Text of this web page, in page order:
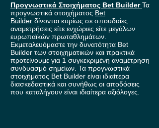
Προγνωστικά Στοιχήματος Bet BuilderΤα
προγνωστικά στοιχήματος Bet
Builder δίνονται κυρίως σε σπουδαίες
αναμετρήσεις είτε ενχώριες είτε μεγάλων
ευρωπαϊκών πρωταθλημάτων.
Εκμεταλευόμαστε την δυνατότητα Bet
Builder των στοιχηματικών και πρακτικά
προτείνουμε για 1 συγκεκριμένη αναμέτρηση
συνδυασμό σημείων. Τα προγνωστικά
στοιχήματος Bet Builder είναι ιδιαίτερα
διασκεδαστικά και συνήθως οι αποδόσεις
που καταλήγουν είναι ιδιαίτερα αξιόλογες.